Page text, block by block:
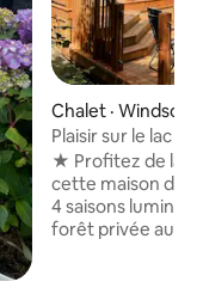
Chalet · Windsor
Plaisir sur le lac
confortable
★ Profitez de la
cette maison de
4 saisons
forêt privée au